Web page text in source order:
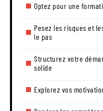
Optez pour une
Pesez les risques et
le pas
Structurez votre
solide
Explorez vos